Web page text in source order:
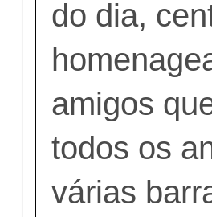
do dia,
amigos
todos os
várias